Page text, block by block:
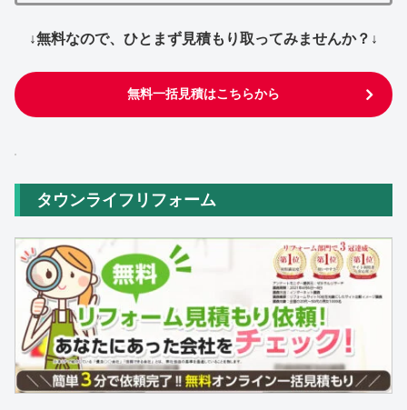
↓無料なので、ひとまず見積もり取ってみませんか？↓
無料一括見積はこちらから
タウンライフリフォーム